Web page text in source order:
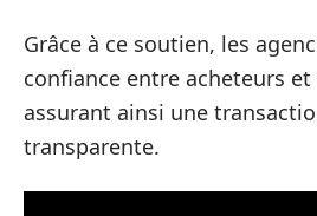
Grâce à ce soutien, les
confiance entre acheteurs et
assurant ainsi une
transparente.